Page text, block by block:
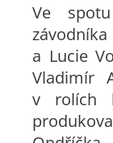
Ve
a Lucie
Vladimír
v rolích